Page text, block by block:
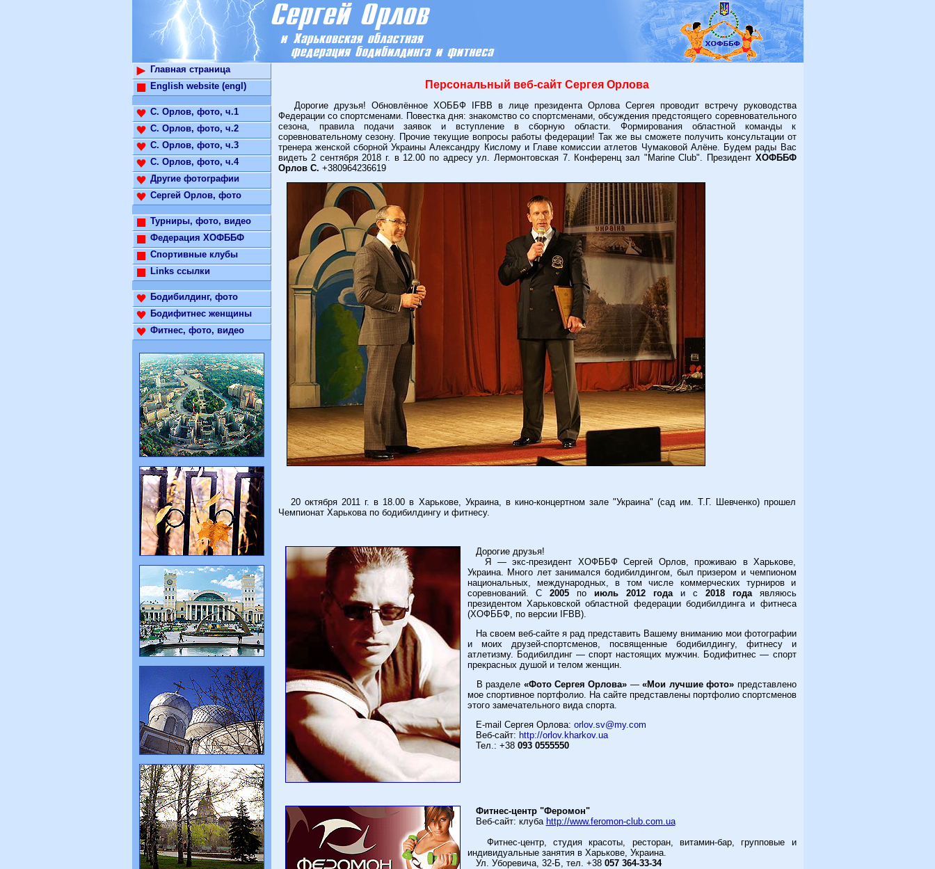
Главная страница
English website (engl)
С. Орлов, фото, ч.1
С. Орлов, фото, ч.2
С. Орлов, фото, ч.3
С. Орлов, фото, ч.4
Другие фотографии
Сергей Орлов, фото
Турниры, фото, видео
Федерация ХОФББФ
Спортивные клубы
Links ссылки
Бодибилдинг, фото
Бодифитнес женщины
Фитнес, фото, видео
Персональный веб-сайт Сергея Орлова
Дорогие друзья! Обновлённое ХОББФ IFBB в лице президента Орлова Сергея проводит встречу руководства
Федерации со спортсменами. Повестка дня: знакомство со спортсменами, обсуждения предстоящего соревновательного
сезона, правила подачи заявок и вступление в сборную области. Формирования областной команды к
соревновательному сезону. Прочие текущие вопросы работы федерации! Так же вы сможете получить консультации от
тренера женской сборной Украины Александру Кислому и Главе комиссии атлетов Чумаковой Алёне. Будем рады Вас
видеть 2 сентября 2018 г. в 12.00 по адресу ул. Лермонтовская 7. Конференц зал "Marine Club". Президент ХОФББФ
Орлов С. +380964236619
20 октября 2011 г. в 18.00 в Харькове, Украина, в кино-концертном зале "Украина" (сад им. Т.Г. Шевченко) прошел
Чемпионат Харькова по бодибилдингу и фитнесу.
Дорогие друзья!
Я — экс-президент ХОФББФ Сергей Орлов, проживаю в Харькове,
Украина. Много лет занимался бодибилдингом, был призером и чемпионом
национальных, международных, в том числе коммерческих турниров и
соревнований. С2005 поиюль 2012 годаи с 2018 годаявляюсь
президентом Харьковской областной федерации бодибилдинга и фитнеса
(ХОФББФ, по версии IFBB).
На своем веб-сайте я рад представить Вашему вниманию мои фотографии
и моих друзей-спортсменов, посвященные бодибилдингу, фитнесу и
атлетизму. Бодибилдинг — спорт настоящих мужчин. Бодифитнес — спорт
прекрасных душой и телом женщин.
В разделе «Фото Сергея Орлова» —«Мои лучшие фото» представлено
мое спортивное портфолио. На сайте представлены портфолио спортсменов
этого замечательного вида спорта.
E-mail Сергея Орлова: orlov.sv@my.com
Веб-сайт: http://orlov.kharkov.ua
Тел.: +38 093 0555550
Фитнес-центр "Феромон"
Веб-сайт: клуба http://www.feromon-club.com.ua
Фитнес-центр, студия красоты, ресторан, витамин-бар, групповые и
индивидуальные занятия в Харькове, Украина.
Ул. Уборевича, 32-Б, тел. +38 057 364-33-34